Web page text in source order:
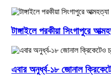
টাঙ্গাইলে পরকীয়া সিংগাপুরে
এবার অনুর্ধ্ব-১৮ জোনাল